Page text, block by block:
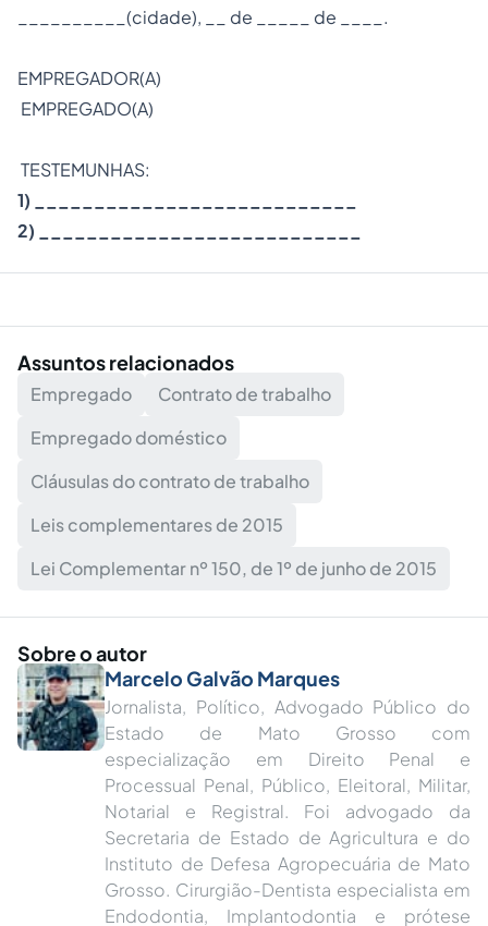
__________(cidade), __ de _____ de ____.
EMPREGADOR(A)
EMPREGADO(A)
TESTEMUNHAS:
1) ___________________________
2) ___________________________
Assuntos relacionados
Empregado
Contrato de trabalho
Empregado doméstico
Cláusulas do contrato de trabalho
Leis complementares de 2015
Lei Complementar nº 150, de 1º de junho de 2015
Sobre o autor
Marcelo Galvão Marques
Jornalista, Político, Advogado Público do
Estado de Mato Grosso com
especialização em Direito Penal e
Processual Penal, Público, Eleitoral, Militar,
Notarial e Registral. Foi advogado da
Secretaria de Estado de Agricultura e do
Instituto de Defesa Agropecuária de Mato
Grosso. Cirurgião-Dentista especialista em
Endodontia, Implantodontia e prótese